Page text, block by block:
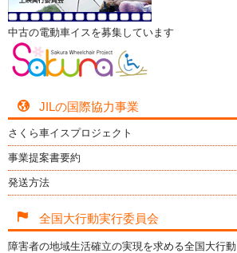
中古の電動車イスを募集しています
JILの国際協力事業
さくら車イスプロジェクト
事業提案書要約
発送方法
全国大行動実行委員会
障害者の地域生活確立の実現を求める全国大行動